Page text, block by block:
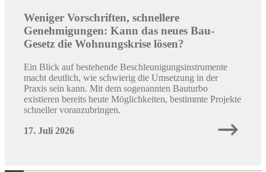
Weniger Vorschriften, schnellere
Genehmigungen: Kann das neues Bau-
Gesetz die Wohnungskrise lösen?
Ein Blick auf bestehende Beschleunigungsinstrumente
macht deutlich, wie schwierig die Umsetzung in der
Praxis sein kann. Mit dem sogenannten Bauturbo
existieren bereits heute Möglichkeiten, bestimmte Projekte
schneller voranzubringen.
17. Juli 2026